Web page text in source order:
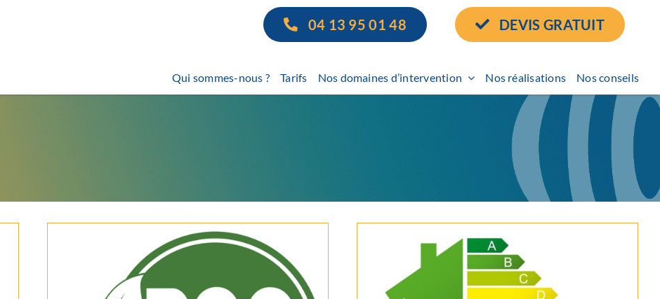
04 13 95 01 48 DEVIS GRATUIT
Qui sommes-nous ? Tarifs Nos domaines d’intervention Nos réalisations Nos conseils